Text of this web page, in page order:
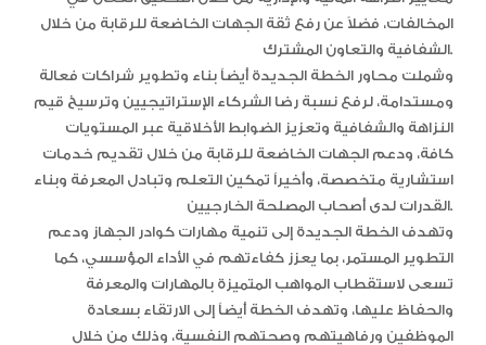
المخالفات، فضلاً عن رفع ثقة الجهات الخاضعة للرقابة من خلال
الشفافية والتعاون المشترك.
وشملت محاور الخطة الجديدة أيضاً بناء وتطوير شراكات فعالة
ومستدامة، لرفع نسبة رضا الشركاء الإستراتيجيين وترسيخ قيم
النزاهة والشفافية وتعزيز الضوابط الأخلاقية عبر المستويات
كافة، ودعم الجهات الخاضعة للرقابة من خلال تقديم خدمات
استشارية متخصصة، وأخيراً تمكين التعلم وتبادل المعرفة وبناء
القدرات لدى أصحاب المصلحة الخارجيين.
وتهدف الخطة الجديدة إلى تنمية مهارات كوادر الجهاز ودعم
التطوير المستمر، بما يعزز كفاءتهم في الأداء المؤسسي، كما
تسعى لاستقطاب المواهب المتميزة بالمهارات والمعرفة
والحفاظ عليها، وتهدف الخطة أيضاً إلى الارتقاء بسعادة
الموظفين ورفاهيتهم وصحتهم النفسية، وذلك من خلال